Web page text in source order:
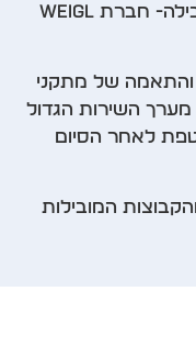
גם בתחום מעליות הרכב, מייצגת פרומוט חברה בינלאומית מובילה- חברת Weigl
והתאמה של מתקני
מערך השירות הגדול
לאחר הסיום
המובילות